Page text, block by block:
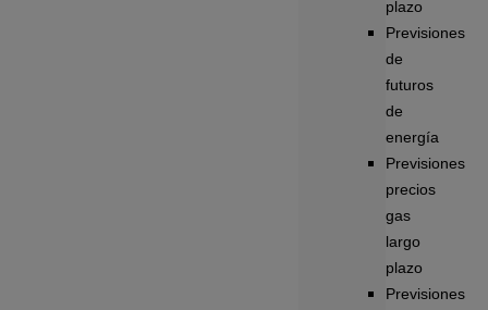
plazo
Previsiones
de
futuros
de
energía
Previsiones
precios
gas
largo
plazo
Previsiones